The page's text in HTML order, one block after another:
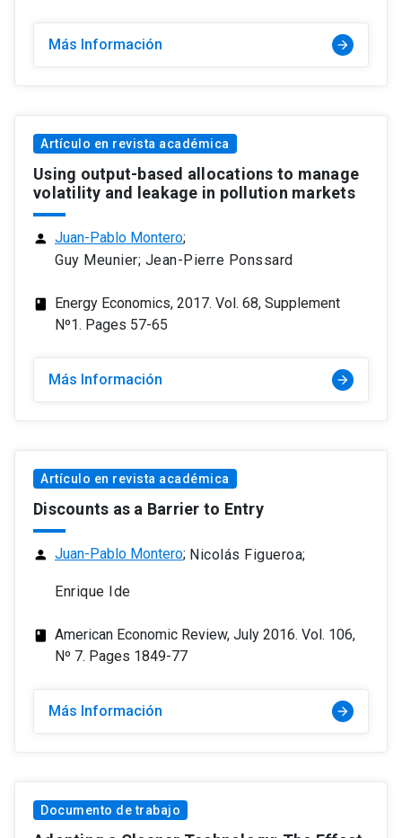
Más Información arrow_forward
Artículo en revista académica
Using output-based allocations to manage
volatility and leakage in pollution markets
person Juan-Pablo Montero;
Guy Meunier; Jean-Pierre Ponssard
class
Energy Economics, 2017. Vol. 68, Supplement
Nº1. Pages 57-65
Más Información arrow_forward
Artículo en revista académica
Discounts as a Barrier to Entry
person Juan-Pablo Montero; Nicolás Figueroa;
Enrique Ide
class
American Economic Review, July 2016. Vol. 106,
Nº 7. Pages 1849-77
Más Información arrow_forward
Documento de trabajo